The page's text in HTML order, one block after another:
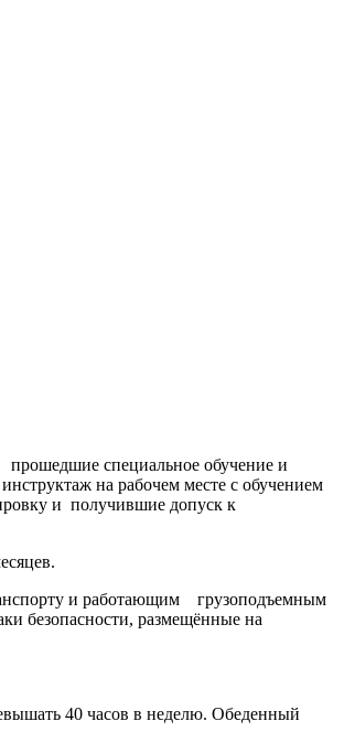
специальное обучение и
на рабочем месте с обучением
и получившие допуск к
и работающим грузоподъемным
размещённые на
40 часов в неделю. Обеденный